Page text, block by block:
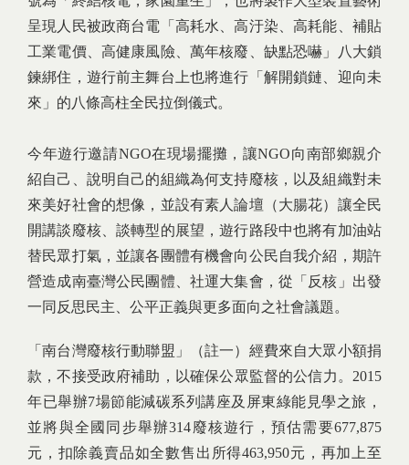
呈現人民被政商台電「高耗水、高汙染、高耗能、補貼
工業電價、高健康風險、萬年核廢、缺點恐嚇」八大鎖
鍊綁住，遊行前主舞台上也將進行「解開鎖鏈、迎向未
來」的八條高柱全民拉倒儀式。
今年遊行邀請NGO在現場擺攤，讓NGO向南部鄉親介
紹自己、說明自己的組織為何支持廢核，以及組織對未
來美好社會的想像，並設有素人論壇（大腸花）讓全民
開講談廢核、談轉型的展望，遊行路段中也將有加油站
替民眾打氣，並讓各團體有機會向公民自我介紹，期許
營造成南臺灣公民團體、社運大集會，從「反核」出發
一同反思民主、公平正義與更多面向之社會議題。
「南台灣廢核行動聯盟」（註一）經費來自大眾小額捐
款，不接受政府補助，以確保公眾監督的公信力。2015
年已舉辦7場節能減碳系列講座及屏東綠能見學之旅，
並將與全國同步舉辦314廢核遊行，預估需要677,875
元，扣除義賣品如全數售出所得463,950元，再加上至